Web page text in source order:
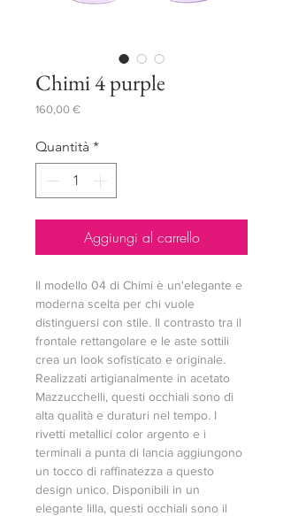
Chimi 4 purple
160,00 €Prezzo
Quantità *
Aggiungi al carrello
Il modello 04 di Chimi è un'elegante e
moderna scelta per chi vuole
distinguersi con stile. Il contrasto tra il
frontale rettangolare e le aste sottili
crea un look sofisticato e originale.
Realizzati artigianalmente in acetato
Mazzucchelli, questi occhiali sono di
alta qualità e duraturi nel tempo. I
rivetti metallici color argento e i
terminali a punta di lancia aggiungono
un tocco di raffinatezza a questo
design unico. Disponibili in un
elegante lilla, questi occhiali sono il